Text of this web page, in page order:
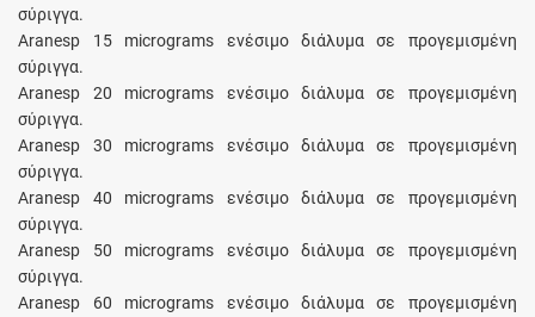
σύριγγα.
Aranesp 15 micrograms ενέσιμο διάλυμα σε προγεμισμένη
σύριγγα.
Aranesp 20 micrograms ενέσιμο διάλυμα σε προγεμισμένη
σύριγγα.
Aranesp 30 micrograms ενέσιμο διάλυμα σε προγεμισμένη
σύριγγα.
Aranesp 40 micrograms ενέσιμο διάλυμα σε προγεμισμένη
σύριγγα.
Aranesp 50 micrograms ενέσιμο διάλυμα σε προγεμισμένη
σύριγγα.
Aranesp 60 micrograms ενέσιμο διάλυμα σε προγεμισμένη